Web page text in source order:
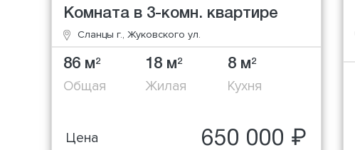
Комната в 3-комн. квартире
Сланцы г., Жуковского ул.
86 м2
Общая
18 м2
Жилая
8 м2
Кухня
Цена 650 000 ₽